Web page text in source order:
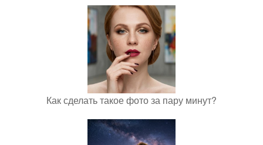
Как сделать такое фото за пару минут?